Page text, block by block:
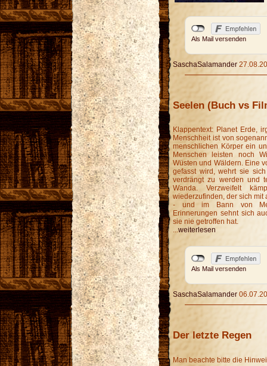
Als Mail versenden
SaschaSalamander
Seelen (Buch vs
Klappentext: Planet Erde,
Menschheit ist von
menschlichen Körper ein
Menschen leisten noch
Wüsten und Wäldern. Eine
gefasst wird, wehrt sie
verdrängt zu werden und
Wanda. Verzweifelt
wiederzufinden, der sich mit
- und im Bann von
Erinnerungen sehnt sich
sie nie getroffen hat.
...weiterlesen
Als Mail versenden
SaschaSalamander
Der letzte Regen
Man beachte bitte die